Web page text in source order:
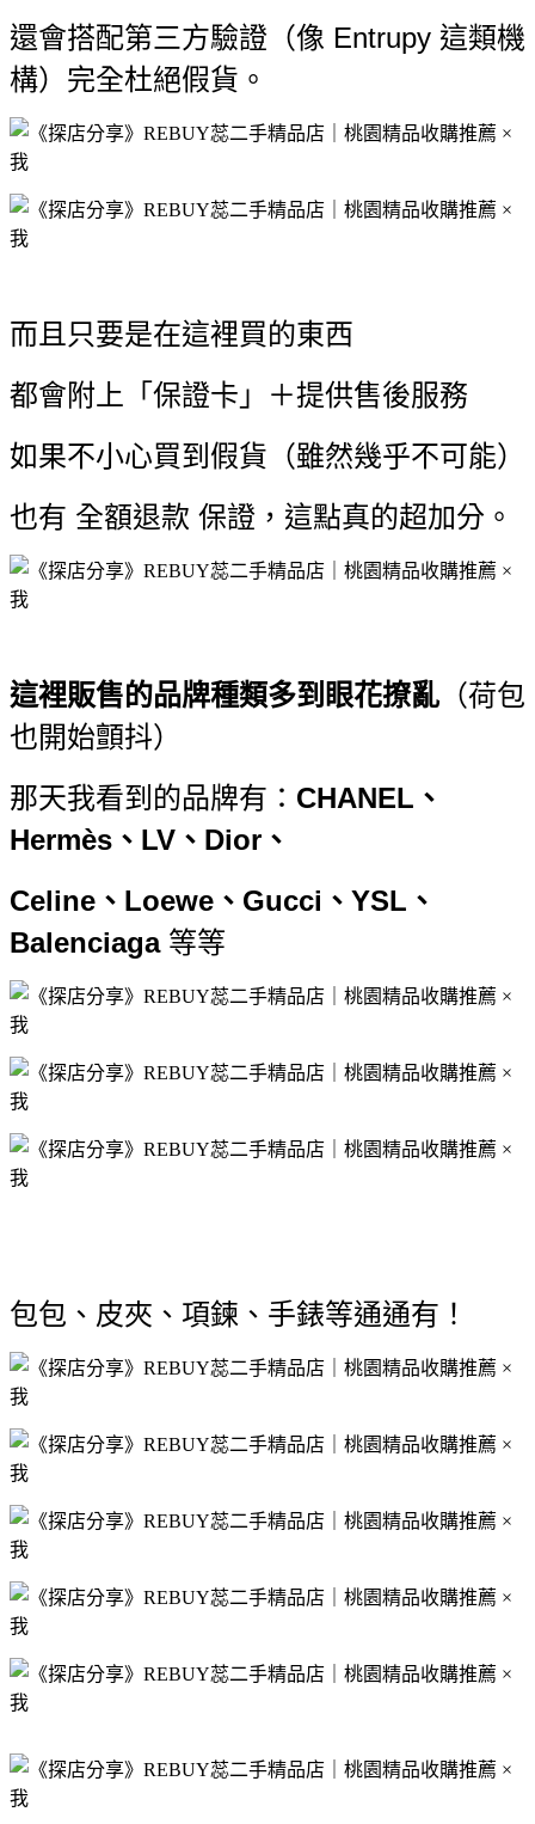
還會搭配第三方驗證 （像 Entrupy 這類機
構） 完全杜絕假貨。
而且只要是在這裡買的東西
都會附上「保證卡」＋提供售後服務
如果不小心買到假貨（雖然幾乎不可能）
也有 全額退款 保證，這點真的超加分。
這裡販售的品牌種類多到眼花撩亂 （荷包
也開始顫抖）
那天我看到的品牌有： CHANEL、
Hermès、LV、Dior、
Celine、Loewe、Gucci、YSL、
Balenciaga等等
包包、皮夾、項鍊、手錶等通通有！